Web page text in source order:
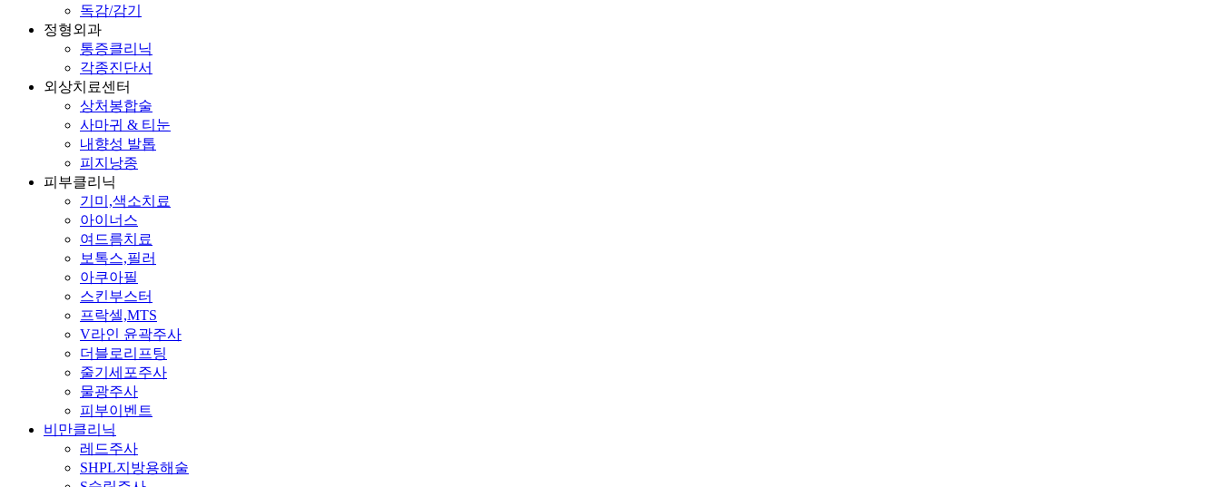
독감/감기
정형외과
통증클리닉
각종진단서
외상치료센터
상처봉합술
사마귀 & 티눈
내향성 발톱
피지낭종
피부클리닉
기미,색소치료
아이너스
여드름치료
보톡스,필러
아쿠아필
스킨부스터
프락셀,MTS
V라인 윤곽주사
더블로리프팅
줄기세포주사
물광주사
피부이벤트
비만클리닉
레드주사
SHPL지방용해술